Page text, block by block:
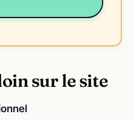
sur le site